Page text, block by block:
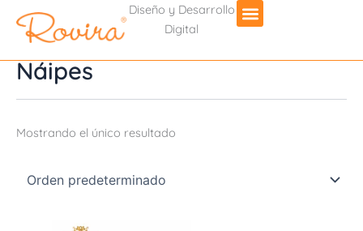
Diseño y Desarrollo
Digital
Náipes
Mostrando el único resultado